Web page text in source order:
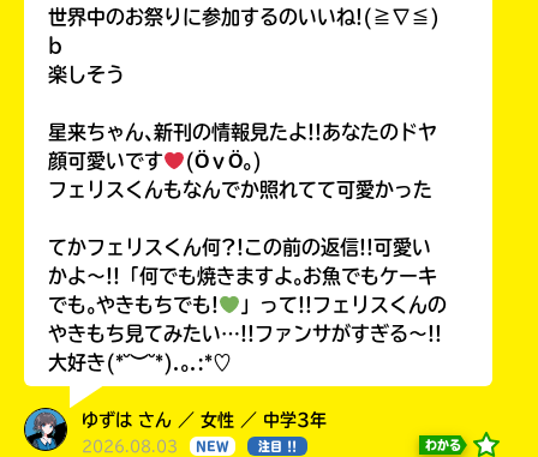
世界中のお祭りに参加するのいいね!(≧∇≦)
b
楽しそう
星来ちゃん､新刊の情報見たよ!!あなたのドヤ
顔可愛いです
(ӦｖӦ｡)
フェリスくんもなんでか照れてて可愛かった
てかフェリスくん何?!この前の返信!!可愛い
かよ〜!!「何でも焼きますよ｡お魚でもケーキ
でも｡やきもちでも!
」って!!フェリスくんの
やきもち見てみたい…!!ファンサがすぎる〜!!
大好き(*˘︶˘*).｡.:*♡
ゆずは さん ／ 女性 ／ 中学3年
2026.08.03 NEW 注目 !! わかる